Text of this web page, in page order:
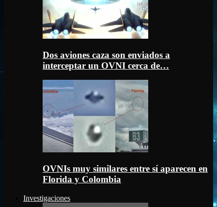
Dos aviones caza son enviados a
interceptar un OVNI cerca de…
OVNIs muy similares entre sí aparecen en
Florida y Colombia
Investigaciones